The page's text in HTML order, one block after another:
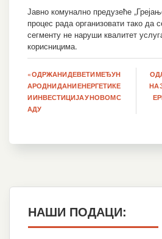
Јавно комунално предузеће
процес рада организовати тако да
сегменту не наруши квалитет
корисницима.
Кретање
чланка
« ОДРЖАНИ ДЕВЕТИ МЕЂУН
АРОДНИ ДАНИ ЕНЕРГЕТИКЕ
И ИНВЕСТИЦИЈА У НОВОМ С
АДУ
НА
НАШИ ПОДАЦИ: